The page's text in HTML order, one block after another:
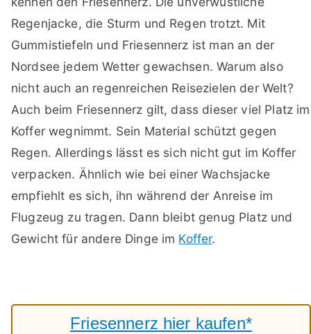
Regenjacke, die Sturm und Regen trotzt. Mit
Gummistiefeln und Friesennerz ist man an der
Nordsee jedem Wetter gewachsen. Warum also
nicht auch an regenreichen Reisezielen der Welt?
Auch beim Friesennerz gilt, dass dieser viel Platz im
Koffer wegnimmt. Sein Material schützt gegen
Regen. Allerdings lässt es sich nicht gut im Koffer
verpacken. Ähnlich wie bei einer Wachsjacke
empfiehlt es sich, ihn während der Anreise im
Flugzeug zu tragen. Dann bleibt genug Platz und
Gewicht für andere Dinge im Koffer.
Friesennerz hier kaufen*